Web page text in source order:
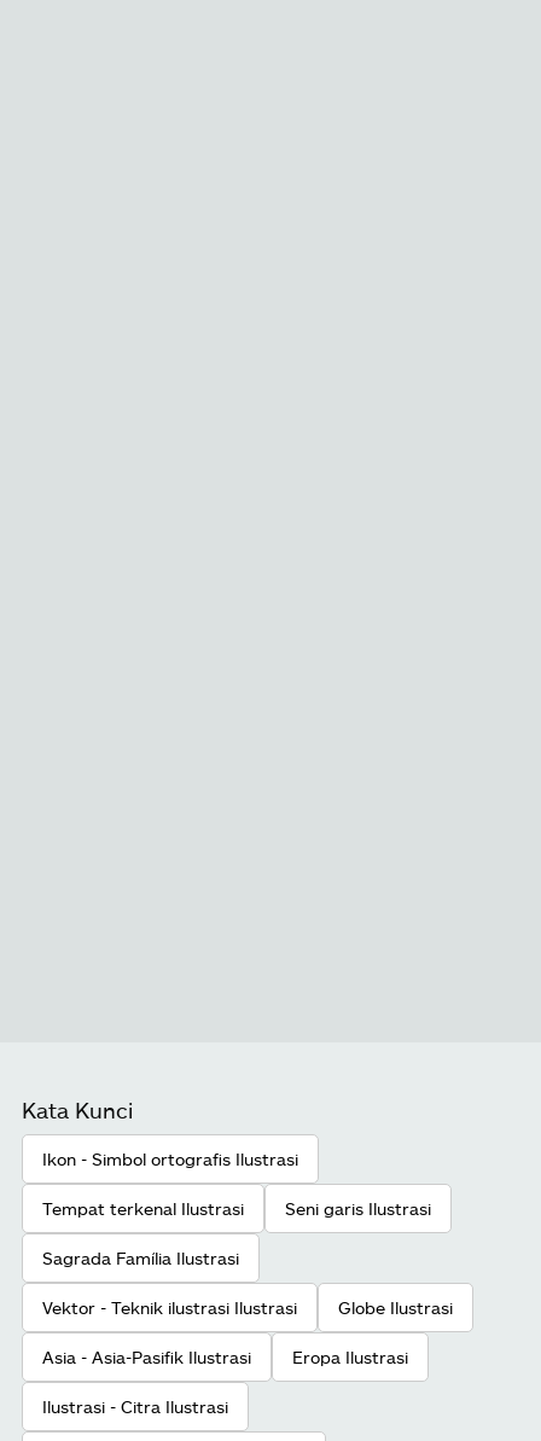
Kata Kunci
Ikon - Simbol ortografis Ilustrasi
Tempat terkenal Ilustrasi Seni garis Ilustrasi
Sagrada Família Ilustrasi
Vektor - Teknik ilustrasi Ilustrasi Globe Ilustrasi
Asia - Asia-Pasifik Ilustrasi Eropa Ilustrasi
Ilustrasi - Citra Ilustrasi